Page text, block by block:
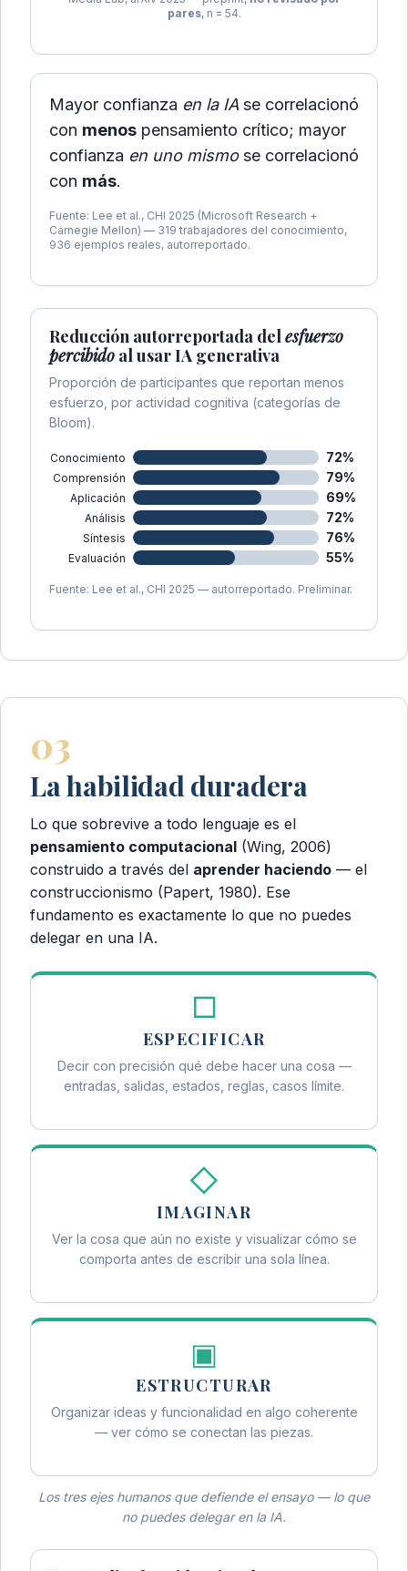
pares, n = 54.
Mayor confianza en la IA se correlacionó
con menos pensamiento crítico; mayor
confianza en uno mismose correlacionó
con más.
Fuente: Lee et al., CHI 2025 (Microsoft Research +
Carnegie Mellon) — 319 trabajadores del conocimiento,
936 ejemplos reales, autorreportado.
Reducción autorreportada delesfuerzo
percibido al usar IA generativa
Proporción de participantes que reportan menos
esfuerzo, por actividad cognitiva (categorías de
Bloom).
Conocimiento 72%
Comprensión 79%
Aplicación 69%
Análisis 72%
Síntesis 76%
Evaluación 55%
Fuente: Lee et al., CHI 2025 — autorreportado. Preliminar.
03
La habilidad duradera
Lo que sobrevive a todo lenguaje es el
pensamiento computacional (Wing, 2006)
construido a través del aprender haciendo — el
construccionismo (Papert, 1980). Ese
fundamento es exactamente lo que no puedes
delegar en una IA.
□
ESPECIFICAR
Decir con precisión qué debe hacer una cosa —
entradas, salidas, estados, reglas, casos límite.
◇
IMAGINAR
Ver la cosa que aún no existe y visualizar cómo se
comporta antes de escribir una sola línea.
▣
ESTRUCTURAR
Organizar ideas y funcionalidad en algo coherente
— ver cómo se conectan las piezas.
Los tres ejes humanos que defiende el ensayo — lo que
no puedes delegar en la IA.